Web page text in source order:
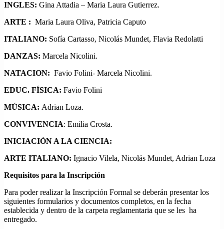
INGLES: Gina Attadia – Maria Laura Gutierrez.
ARTE : Maria Laura Oliva, Patricia Caputo
ITALIANO: Sofía Cartasso, Nicolás Mundet, Flavia Redolatti
DANZAS: Marcela Nicolini.
NATACION: Favio Folini- Marcela Nicolini.
EDUC. FÍSICA: Favio Folini
MÚSICA: Adrian Loza.
CONVIVENCIA: Emilia Crosta.
INICIACIÓN A LA CIENCIA:
ARTE ITALIANO: Ignacio Vilela, Nicolás Mundet, Adrian Loza
Requisitos para la Inscripción
Para poder realizar la Inscripción Formal se deberán presentar los
siguientes formularios y documentos completos, en la fecha
establecida y dentro de la carpeta reglamentaria que se les ha
entregado.